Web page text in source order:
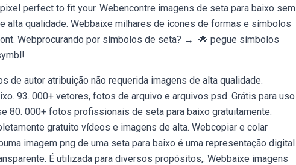
perfect to fit your. Webencontre imagens de seta para baixo sem
alta qualidade. Webbaixe milhares de ícones de formas e símbolos
Webprocurando por símbolos de seta? ‭→ ‬ 🌟 pegue símbolos
de autor atribuição não requerida imagens de alta qualidade.
93. 000+ vetores, fotos de arquivo e arquivos psd. Grátis para uso
80. 000+ fotos profissionais de seta para baixo gratuitamente.
gratuito vídeos e imagens de alta. Webcopiar e colar
imagem png de uma seta para baixo é uma representação digital
É utilizada para diversos propósitos,. Webbaixe imagens